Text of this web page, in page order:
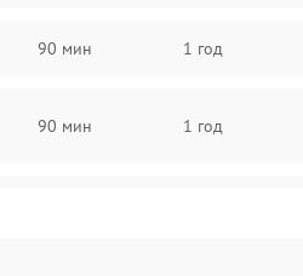
90 мин 1 год
90 мин 1 год